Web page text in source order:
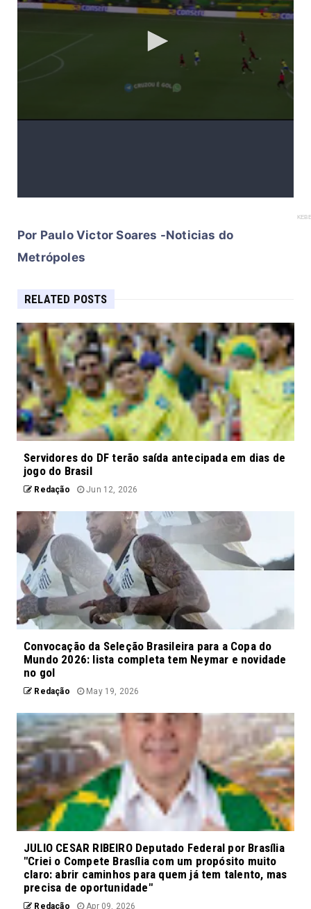
Por Paulo Victor Soares -Noticias do
Metrópoles
RELATED POSTS
Servidores do DF terão saída antecipada em dias de
jogo do Brasil
Redação Jun 12, 2026
Convocação da Seleção Brasileira para a Copa do
Mundo 2026: lista completa tem Neymar e novidade
no gol
Redação May 19, 2026
JULIO CESAR RIBEIRO Deputado Federal por Brasília
"Criei o Compete Brasília com um propósito muito
claro: abrir caminhos para quem já tem talento, mas
precisa de oportunidade"
Redação Apr 09, 2026